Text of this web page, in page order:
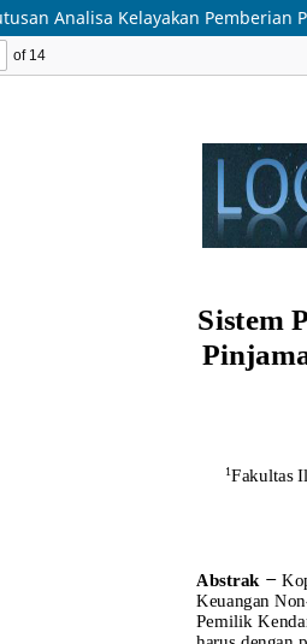
Analisa Kelayakan Pemberian